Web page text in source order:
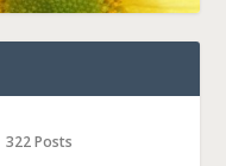
322 Posts